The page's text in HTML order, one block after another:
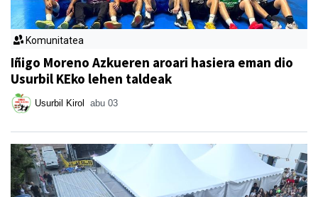
Komunitatea
Iñigo Moreno Azkueren aroari hasiera eman dio
Usurbil KEko lehen taldeak
Usurbil Kirol abu 03